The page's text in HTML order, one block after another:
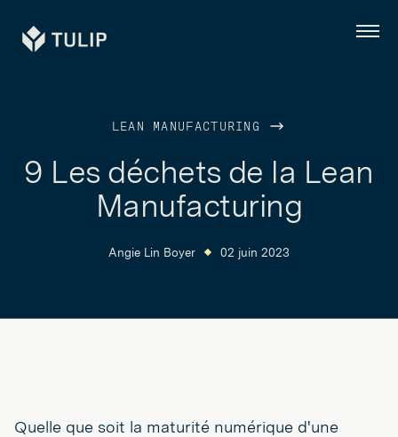
Tulip Menu
LEAN MANUFACTURING
9 Les déchets de la Lean
Manufacturing
Angie Lin Boyer 02 juin 2023
Quelle que soit la maturité numérique d'une